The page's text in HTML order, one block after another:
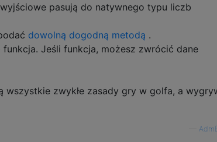
pasują do natywnego typu liczb
dowolną dogodną metodą .
Jeśli funkcja, możesz zwrócić dane
wszystkie zwykłe zasady gry w golfa, a